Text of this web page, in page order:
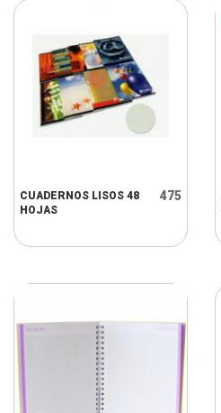
CUADERNOS LISOS 48
HOJAS
475